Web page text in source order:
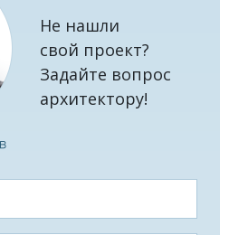
Не нашли
свой проект?
Задайте вопрос
архитектору!